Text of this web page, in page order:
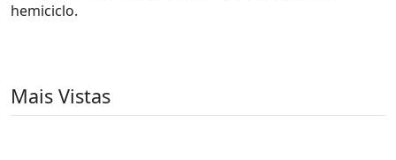
hemiciclo.
Mais Vistas